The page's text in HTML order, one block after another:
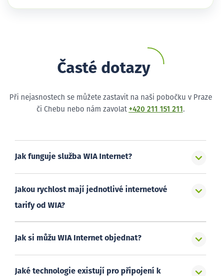
Časté dotazy
Při nejasnostech se můžete zastavit na naši pobočku v Praze
či Chebu nebo nám zavolat +420 211 151 211 .
Jak funguje služba WIA Internet?
Jakou rychlost mají jednotlivé internetové
tarify od WIA?
Jak si můžu WIA Internet objednat?
Jaké technologie existují pro připojení k